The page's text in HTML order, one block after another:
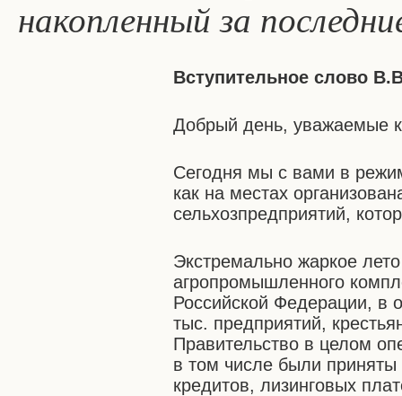
накопленный за
Вступительное слово
Добрый день, уважаемые
Сегодня мы с вами в
как на местах
сельхозпредприятий,
Экстремально жаркое
агропромышленного
Российской Федерации, в
тыс. предприятий,
Правительство в целом
в том числе были
кредитов, лизинговых